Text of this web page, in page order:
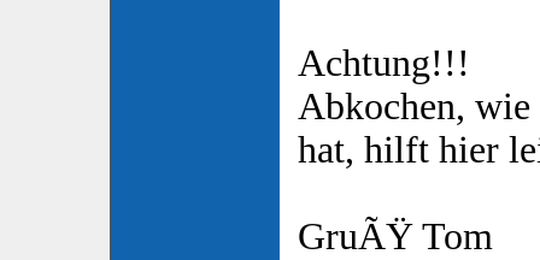
Achtung!!!
Abkochen, wie
hat, hilft hier
GruÃŸ Tom